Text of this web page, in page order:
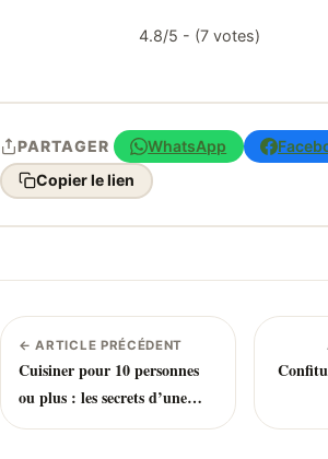
4.8/5 - (7 votes)
PARTAGER WhatsApp
Copier le lien
← ARTICLE PRÉCÉDENT
Cuisiner pour 10 personnes
ou plus : les secrets d’une
organisation réussie avec le